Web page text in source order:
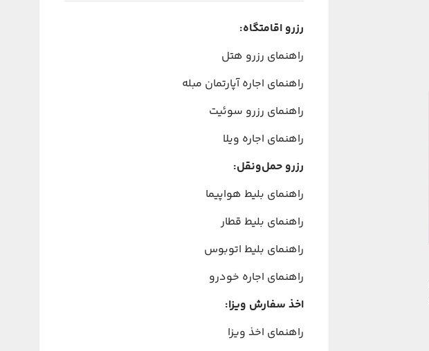
رزرو اقامتگاه:
راهنمای رزرو هتل
راهنمای اجاره آپارتمان مبله
راهنمای رزرو سوئیت
راهنمای اجاره ویلا
رزرو حمل‌ونقل:
راهنمای بلیط هواپیما
راهنمای بلیط قطار
راهنمای بلیط اتوبوس
راهنمای اجاره خودرو
اخذ سفارش ویزا:
راهنمای اخذ ویزا